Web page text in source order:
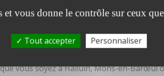
à Faches-Thumesnil et
Wasquehal et Bondues. Par exemple,
À Ronchin, nous assurons des
notre expertise pour des aménagements
vous soyez à Halluin, Mons-en-
et vous donne le contrôle sur ceux
Tout accepter Personnaliser